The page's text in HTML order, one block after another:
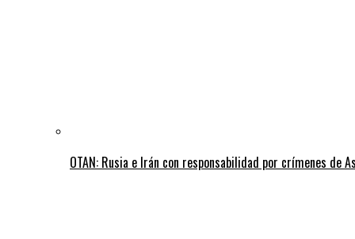
OTAN: Rusia e Irán con responsabilidad por crímenes de